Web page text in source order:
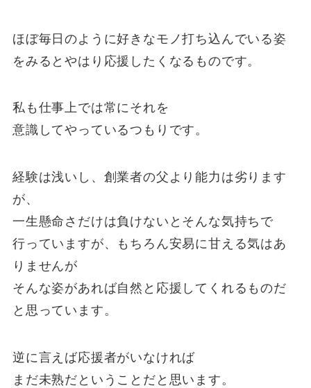
ほぼ毎日のように好きなモノ打ち込んでいる姿
をみるとやはり応援したくなるものです。
私も仕事上では常にそれを
意識してやっているつもりです。
経験は浅いし、創業者の父より能力は劣ります
が、
一生懸命さだけは負けないとそんな気持ちで
行っていますが、もちろん安易に甘える気はあ
りませんが
そんな姿があれば自然と応援してくれるものだ
と思っています。
逆に言えば応援者がいなければ
まだ未熟だということだと思います。